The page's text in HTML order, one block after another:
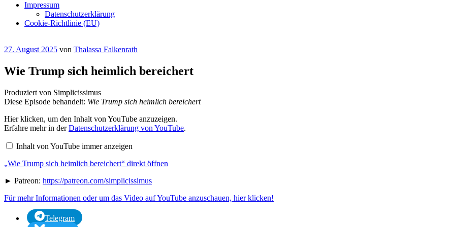
Impressum
Datenschutzerklärung
Cookie-Richtlinie (EU)
Veröffentlicht
27. August 2025 von Thalassa Falkenrath
Wie Trump sich heimlich bereichert
Produziert von Simplicissimus
Diese Episode behandelt: Wie Trump sich heimlich bereichert
„Wie
Trump
sich
bereichert“
YouTube
Hier klicken, um den Inhalt von YouTube anzuzeigen.
Erfahre mehr in derDatenschutzerklärung von YouTube.
Inhalt von YouTube immer anzeigen
„Wie Trump sich heimlich bereichert“ direkt öffnen
► Patreon: https://patreon.com/simplicissimus
Für mehr Informationen oder um das Video auf YouTube anzuschauen, hier klicken!
Telegram